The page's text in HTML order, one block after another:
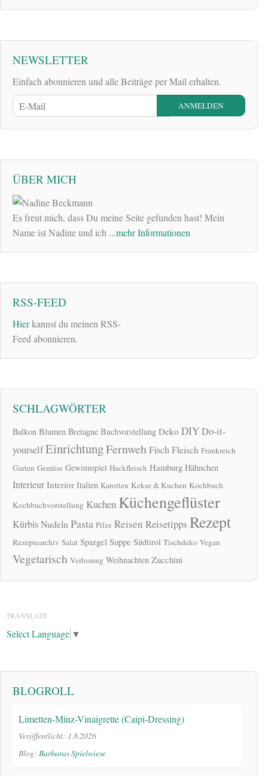
NEWSLETTER
Einfach abonnieren und alle Beiträge per Mail erhalten.
ÜBER MICH
Es freut mich, dass Du meine Seite gefunden hast! Mein
Name ist Nadine und ich ...mehr Informationen
RSS-FEED
Hierkannst du meinen RSS-
Feed abonnieren.
SCHLAGWÖRTER
Balkon Blumen Bretagne Buchvorstellung Deko DIYDo-it-
yourselfEinrichtungFernwehFischFleisch Frankreich
Garten Gemüse Gewinnspiel Hackfleisch Hamburg Hähnchen
Interieur Interior Italien Karotten Kekse & Kuchen Kochbuch
Kochbuchvorstellung Kuchen Küchengeflüster
KürbisNudeln Pasta Pilze Reisen Reisetipps Rezept
Rezeptearchiv Salat Spargel Suppe Südtirol Tischdeko Vegan
Vegetarisch Verlosung Weihnachten Zucchini
TRANSLATE
Select Language ▼
BLOGROLL
Limetten-Minz-Vinaigrette (Caipi-Dressing)
Veröffentlicht: 1.8.2026
Blog: Barbaras Spielwiese